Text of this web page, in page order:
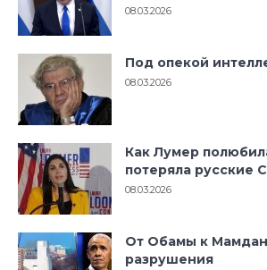
08.03.2026
Под опекой
08.03.2026
Как Лумер
потеряла русские
08.03.2026
От Обамы к
разрушения